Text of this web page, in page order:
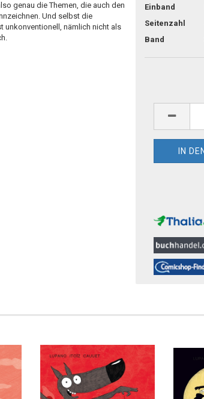
genau die Themen, die auch den
Und selbst die
unkonventionell, nämlich nicht als
Einband
Seitenzahl
Band